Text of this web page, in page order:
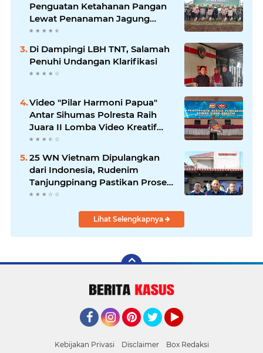
Penguatan Ketahanan Pangan
Lewat Penanaman Jagung
Kuartal IV 2025
Di Dampingi LBH TNT, Salamah
Penuhi Undangan Klarifikasi
Video "Pilar Harmoni Papua"
Antar Sihumas Polresta Raih
Juara II Lomba Video Kreatif
Hari Bhayangkara ke-80
25 WN Vietnam Dipulangkan
dari Indonesia, Rudenim
Tanjungpinang Pastikan Proses
Sesuai Prosedur
Lihat Selengkapnya
Kebijakan Privasi Disclaimer
Box Redaksi